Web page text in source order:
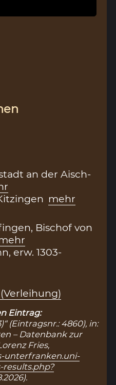
an der Aisch-
mehr
Bischof von
erw. 1303-
Eintrag:
(Eintragsnr.: 4860), in:
– Datenbank zur
Fries,
unterfranken.uni-